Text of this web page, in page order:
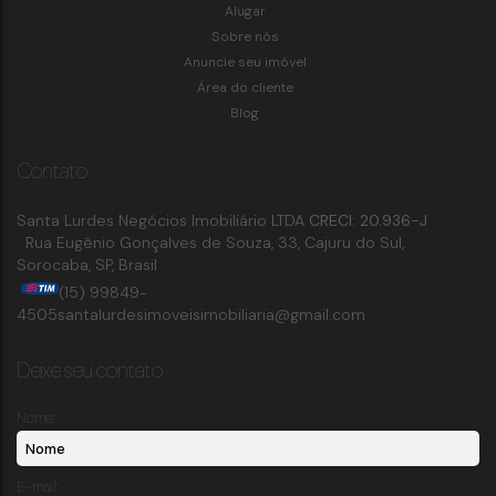
Alugar
Sobre nós
Anuncie seu imóvel
Área do cliente
Blog
Contato
Santa Lurdes Negócios Imobiliário LTDA CRECI: 20.936-J
Rua Eugênio Gonçalves de Souza, 33, Cajuru do Sul,
Sorocaba, SP, Brasil
(15) 99849-
4505santalurdesimoveisimobiliaria@gmail.com
Deixe seu contato
Nome:
E-mail: